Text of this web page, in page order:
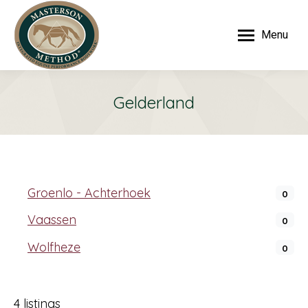
Menu
Gelderland
Groenlo - Achterhoek 0
Vaassen 0
Wolfheze 0
4 listings